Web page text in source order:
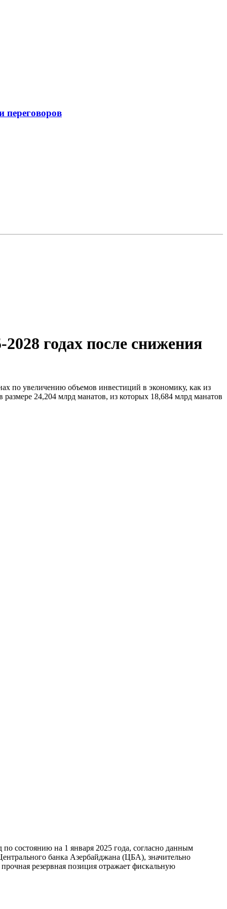
переговоров
годах после снижения
по увеличению объемов инвестиций в экономику, как из
24,204 млрд манатов, из которых 18,684 млрд манатов
состоянию на 1 января 2025 года, согласно данным
банка Азербайджана (ЦБА), значительно
резервная позиция отражает фискальную